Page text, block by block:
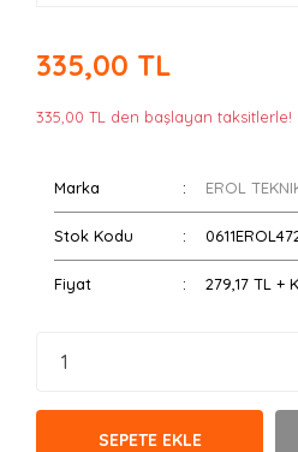
335,00 TL
335,00 TL den başlayan taksitlerle!
Marka EROL
Stok Kodu
Fiyat 279,17 TL +
SEPETE EKLE